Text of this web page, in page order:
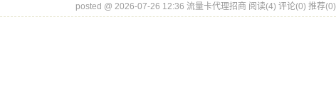
posted @ 2026-07-26 12:36 流量卡代理招商 阅读(4) 评论(0) 推荐(0)